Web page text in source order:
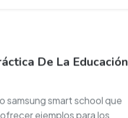
De La Educación
samsung smart school que
ejemplos para los